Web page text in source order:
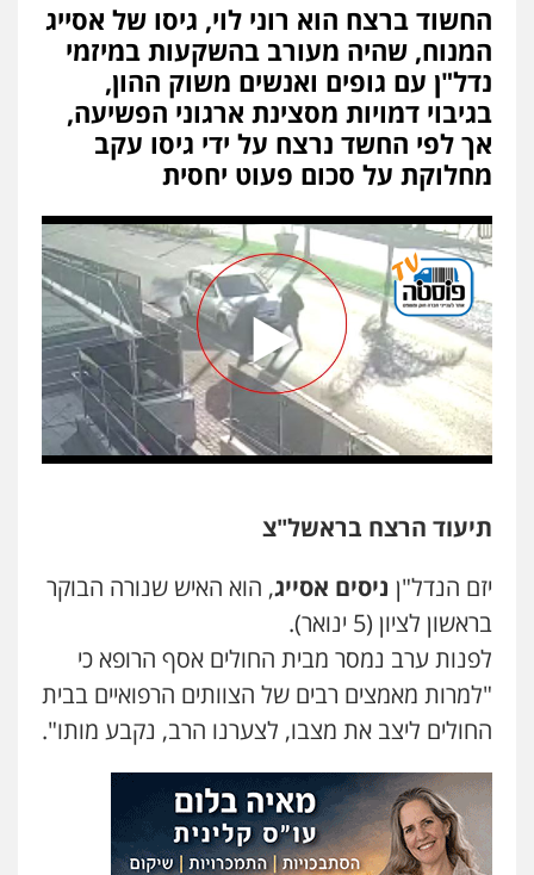
עו"ד דפנה לביא
משפחה גישור
0507206063
עו"ד זוהר ארבל
פלילי פשיעה חמורה מעצרים וחקירות
קטינים
0538788878
עו"ד אסף דוק
פלילי עבירות מין סמים והימורים פשיעה
חמורה חקירות ומעצרים צווארון לבן והונאה
0526885006
עו"ד שלי גורביץ – לוי
משפט פלילי פשיעה חמורה מעצרים
וחקירות צבאי תעבורה
פלילי דיני תעבורה מעצרים וחקירות
0505078733
עו"ד קארין לגטיוי
פלילי פשיעה חמורה מעצרים וחקירות
משרד עורכי דין טאי שרקי
פלילי אסירים תעבורה מרב"ד
החשוד ברצח הוא רוני לוי, גיסו של אסייג
המנוח, שהיה מעורב בהשקעות במיזמי
נדל"ן עם גופים ואנשים משוק ההון,
בגיבוי דמויות מסצינת ארגוני הפשיעה,
אך לפי החשד נרצח על ידי גיסו עקב
מחלוקת על סכום פעוט יחסית
תיעוד הרצח בראשל"צ
יזם הנדל"ן ניסים אסייג, הוא האיש שנורה הבוקר
בראשון לציון (5 ינואר).
לפנות ערב נמסר מבית החולים אסף הרופא כי
"למרות מאמצים רבים של הצוותים הרפואיים בבית
החולים ליצב את מצבו, לצערנו הרב, נקבע מותו".